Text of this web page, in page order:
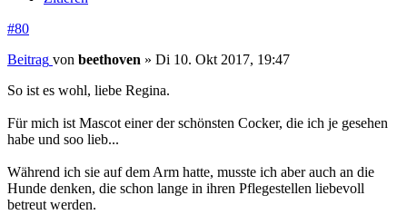
#80
Beitrag von beethoven » Di 10. Okt 2017, 19:47
So ist es wohl, liebe Regina.
Für mich ist Mascot einer der schönsten Cocker, die ich je gesehen
habe und soo lieb...
Während ich sie auf dem Arm hatte, musste ich aber auch an die
Hunde denken, die schon lange in ihren Pflegestellen liebevoll
betreut werden.